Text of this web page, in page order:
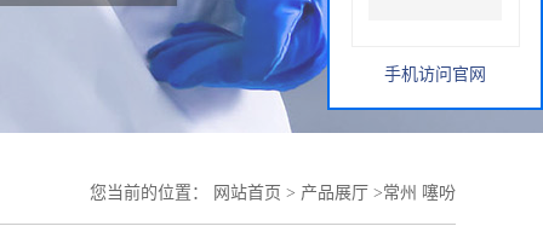
您当前的位置： 网站首页 > 产品展厅 >常州 噻吩
手机访问官网